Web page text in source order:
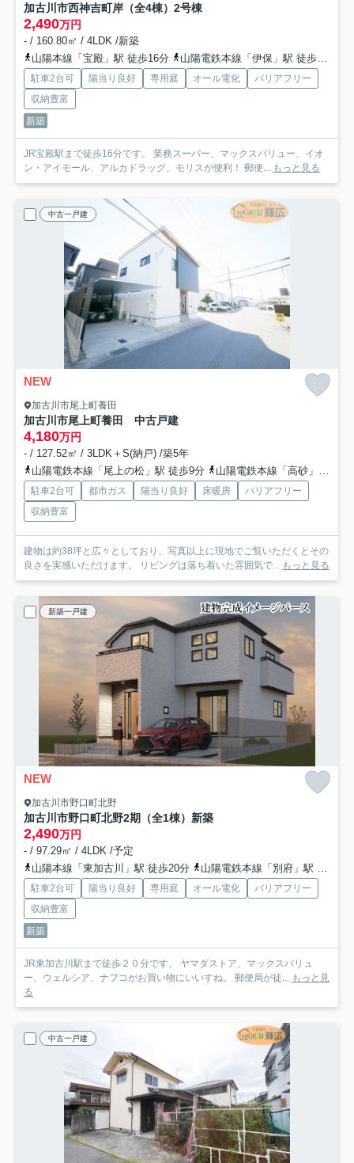
加古川市西神吉町岸（全4棟）2号棟
2,490万円
- / 160.80㎡ / 4LDK /新築
山陽本線「宝殿」駅 徒歩16分
山陽電鉄本線「伊保」駅 徒歩46分
駐車2台可 陽当り良好 専用庭 オール電化
バリアフリー
収納豊富
新築
JR宝殿駅まで徒歩16分です。 業務スーパー、マックスバリュー、イオ
ン・アイモール、アルカドラッグ、モリスが便利！ 郵便...
もっと見る
中古一戸建
NEW
加古川市尾上町養田
加古川市尾上町養田 中古戸建
4,180万円
- / 127.52㎡ / 3LDK＋S(納戸) /築5年
山陽電鉄本線「尾上の松」駅 徒歩9分
山陽電鉄本線「高砂」駅 徒歩24分
駐車2台可 都市ガス 陽当り良好 床暖房
バリアフリー
収納豊富
建物は約38坪と広々としており、写真以上に現地でご覧いただくとその
良さを実感いただけます。 リビングは落ち着いた雰囲気で...
もっと見る
新築一戸建
NEW
加古川市野口町北野
加古川市野口町北野2期（全1棟）新築
2,490万円
- / 97.29㎡ / 4LDK /予定
山陽本線「東加古川」駅 徒歩20分
山陽電鉄本線「別府」駅 徒歩48分
駐車2台可 陽当り良好 専用庭 オール電化
バリアフリー
収納豊富
新築
JR東加古川駅まで徒歩２０分です。 ヤマダストア、マックスバリュ
ー、ウェルシア、ナフコがお買い物にいいすね。 郵便局が徒...
もっと見
る
中古一戸建